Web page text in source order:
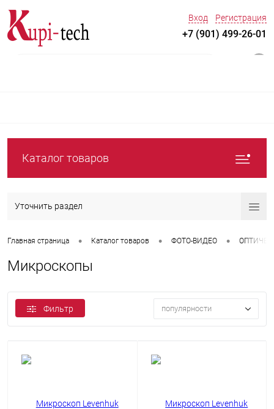
Вход Регистрация
+7 (901) 499-26-01
Каталог товаров
Уточнить раздел
Главная страница • Каталог товаров • ФОТО-ВИДЕО •
Микроскопы
Фильтр популярности